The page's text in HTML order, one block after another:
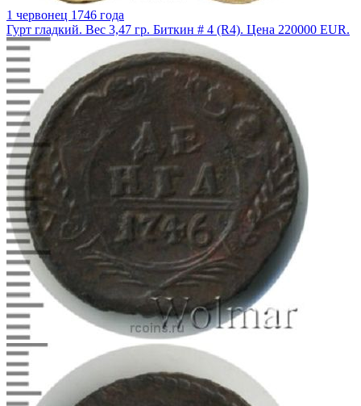
1 червонец 1746 года
Гурт гладкий. Вес 3,47 гр. Биткин # 4 (R4). Цена 220000 EUR.